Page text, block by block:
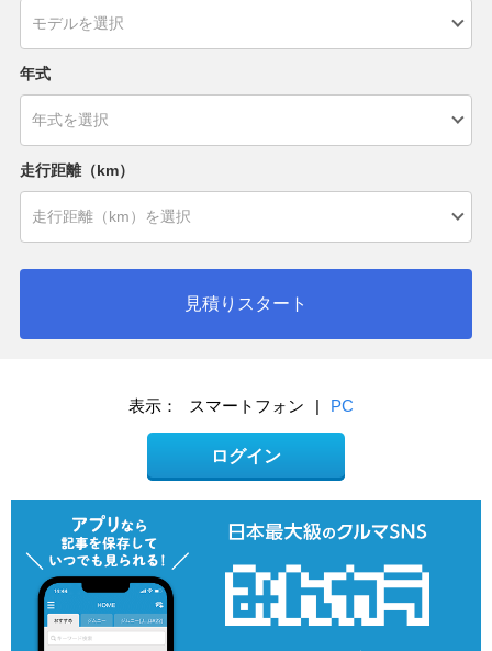
年式
走行距離（km）
見積りスタート
表示： スマートフォン | PC
ログイン